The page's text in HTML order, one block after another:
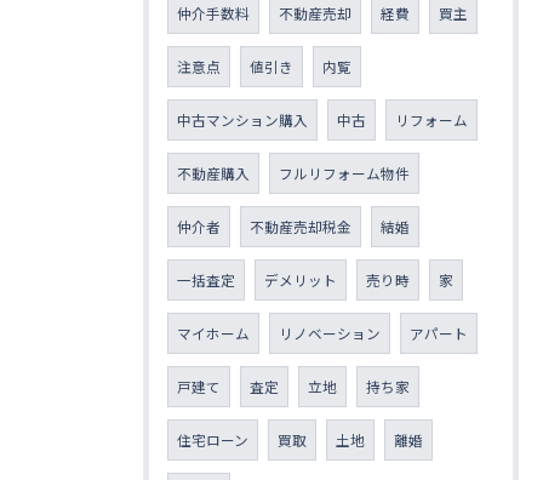
仲介手数料 不動産売却 経費 買主
注意点 値引き 内覧
中古マンション購入 中古 リフォーム
不動産購入 フルリフォーム物件
仲介者 不動産売却税金 結婚
一括査定 デメリット 売り時 家
マイホーム リノベーション アパート
戸建て 査定 立地 持ち家
住宅ローン 買取 土地 離婚